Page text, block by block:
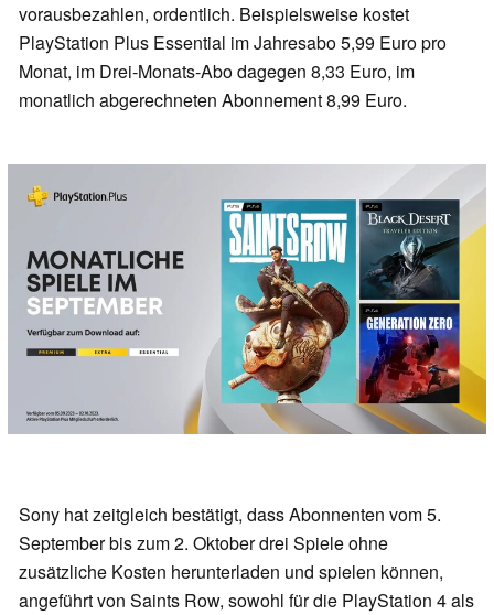
vorausbezahlen, ordentlich. Beispielsweise kostet
PlayStation Plus Essential im Jahresabo 5,99 Euro pro
Monat, im Drei-Monats-Abo dagegen 8,33 Euro, im
monatlich abgerechneten Abonnement 8,99 Euro.
Sony hat zeitgleich bestätigt, dass Abonnenten vom 5.
September bis zum 2. Oktober drei Spiele ohne
zusätzliche Kosten herunterladen und spielen können,
angeführt von Saints Row, sowohl für die PlayStation 4 als